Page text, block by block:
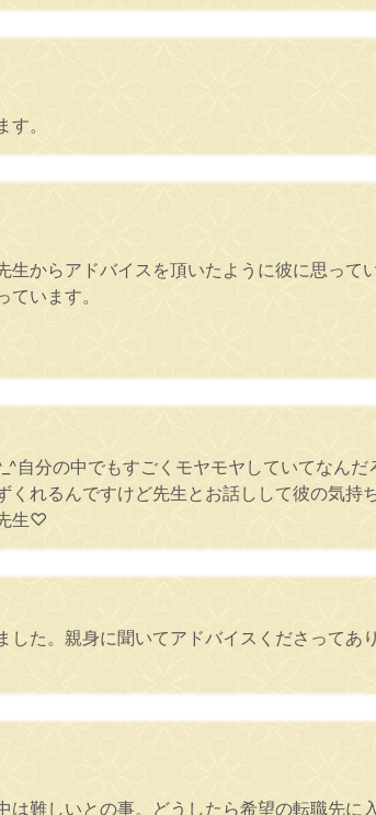
。
からアドバイスを頂いたように彼に思って
います。
自分の中でもすごくモヤモヤしていてなん
れるんですけど先生とお話しして彼の気持
生♡
た。親身に聞いてアドバイスくださってあ
難しいとの事。どうしたら希望の転職先に